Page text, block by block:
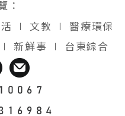
：
∣ 文教 ∣
醫療環保
∣ 新鮮事 ∣ 台東綜合